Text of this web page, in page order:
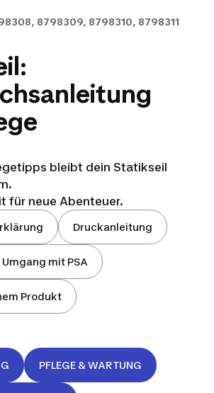
8798309, 8798310, 8798311
bleibt dein Statikseil
für neue Abenteuer.
Druckanleitung
mit PSA
Produkt
PFLEGE & WARTUNG